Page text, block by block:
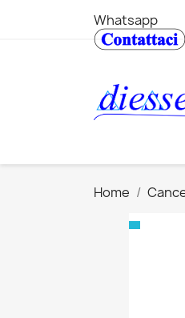
Whatsapp
Home